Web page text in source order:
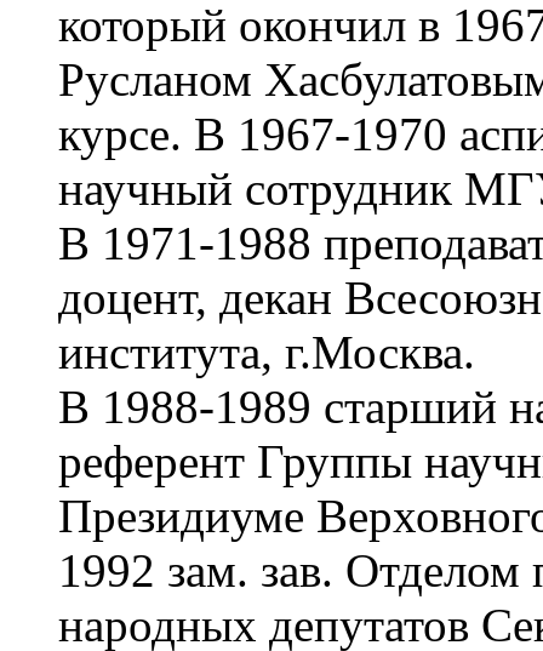
который окончил в
Русланом
курсе. В 1967-1970
научный сотрудник
В 1971-1988
доцент, декан
института, г.Москва.
В 1988-1989 старший
референт Группы
Президиуме
1992 зам. зав.
народных депутатов